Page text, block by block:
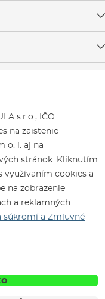
s.r.o., IČO
na zaistenie
o. i. aj na
stránok. Kliknutím
využívaním cookies a
na zobrazenie
a reklamných
súkromí a Zmluvné